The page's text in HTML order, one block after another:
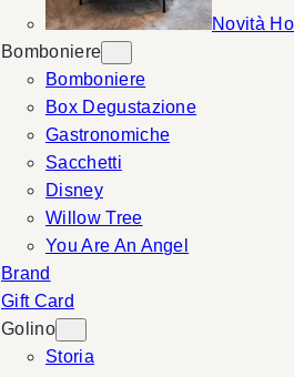
Novità
Bomboniere
Bomboniere
Box Degustazione
Gastronomiche
Sacchetti
Disney
Willow Tree
You Are An Angel
Brand
Gift Card
Golino
Storia